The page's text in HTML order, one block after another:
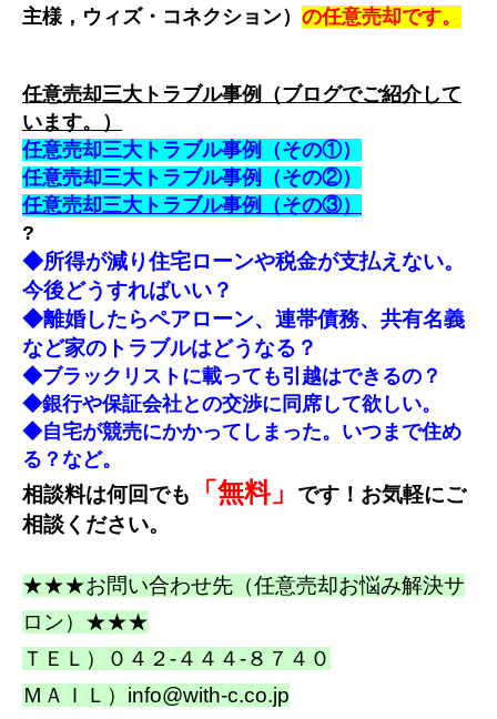
主様，ウィズ・コネクション） の任意売却です。
任意売却三大トラブル事例（ブログでご紹介して
います。）
任意売却三大トラブル事例（その①）
任意売却三大トラブル事例（その②）
任意売却三大トラブル事例（その③）
?
◆所得が減り住宅ローンや税金が支払えない。
今後どうすればいい？
◆離婚したらペアローン、連帯債務、共有名義
など家のトラブルはどうなる？
◆ブラックリストに載っても引越はできるの？
◆銀行や保証会社との交渉に同席して欲しい。
◆自宅が競売にかかってしまった。いつまで住め
る？など。
相談料は何回でも 「無料」
です！お気軽にご
相談ください。
★★★お問い合わせ先（任意売却お悩み解決サ
ロン）★★★
ＴＥＬ）
０４２-４４４-８７４０
ＭＡＩＬ） info@with-c.co.jp